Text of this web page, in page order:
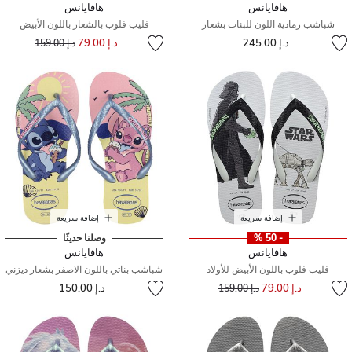
هافايانس
شباشب رمادية اللون للبنات بشعار
د.إ 245.00
هافايانس
فليب فلوب بالشعار باللون الأبيض
د.إ 79.00 سعر مخفض من
د.إ 159.00 إلى
إضافة سريعة
- 50 %
هافايانس
فليب فلوب باللون الأبيض للأولاد
د.إ 79.00 سعر مخفض مند.إ 159.00
إضافة سريعة
وصلنا حديثًا
هافايانس
شباشب بناتي باللون الاصفر بشعار ديزني
د.إ 150.00